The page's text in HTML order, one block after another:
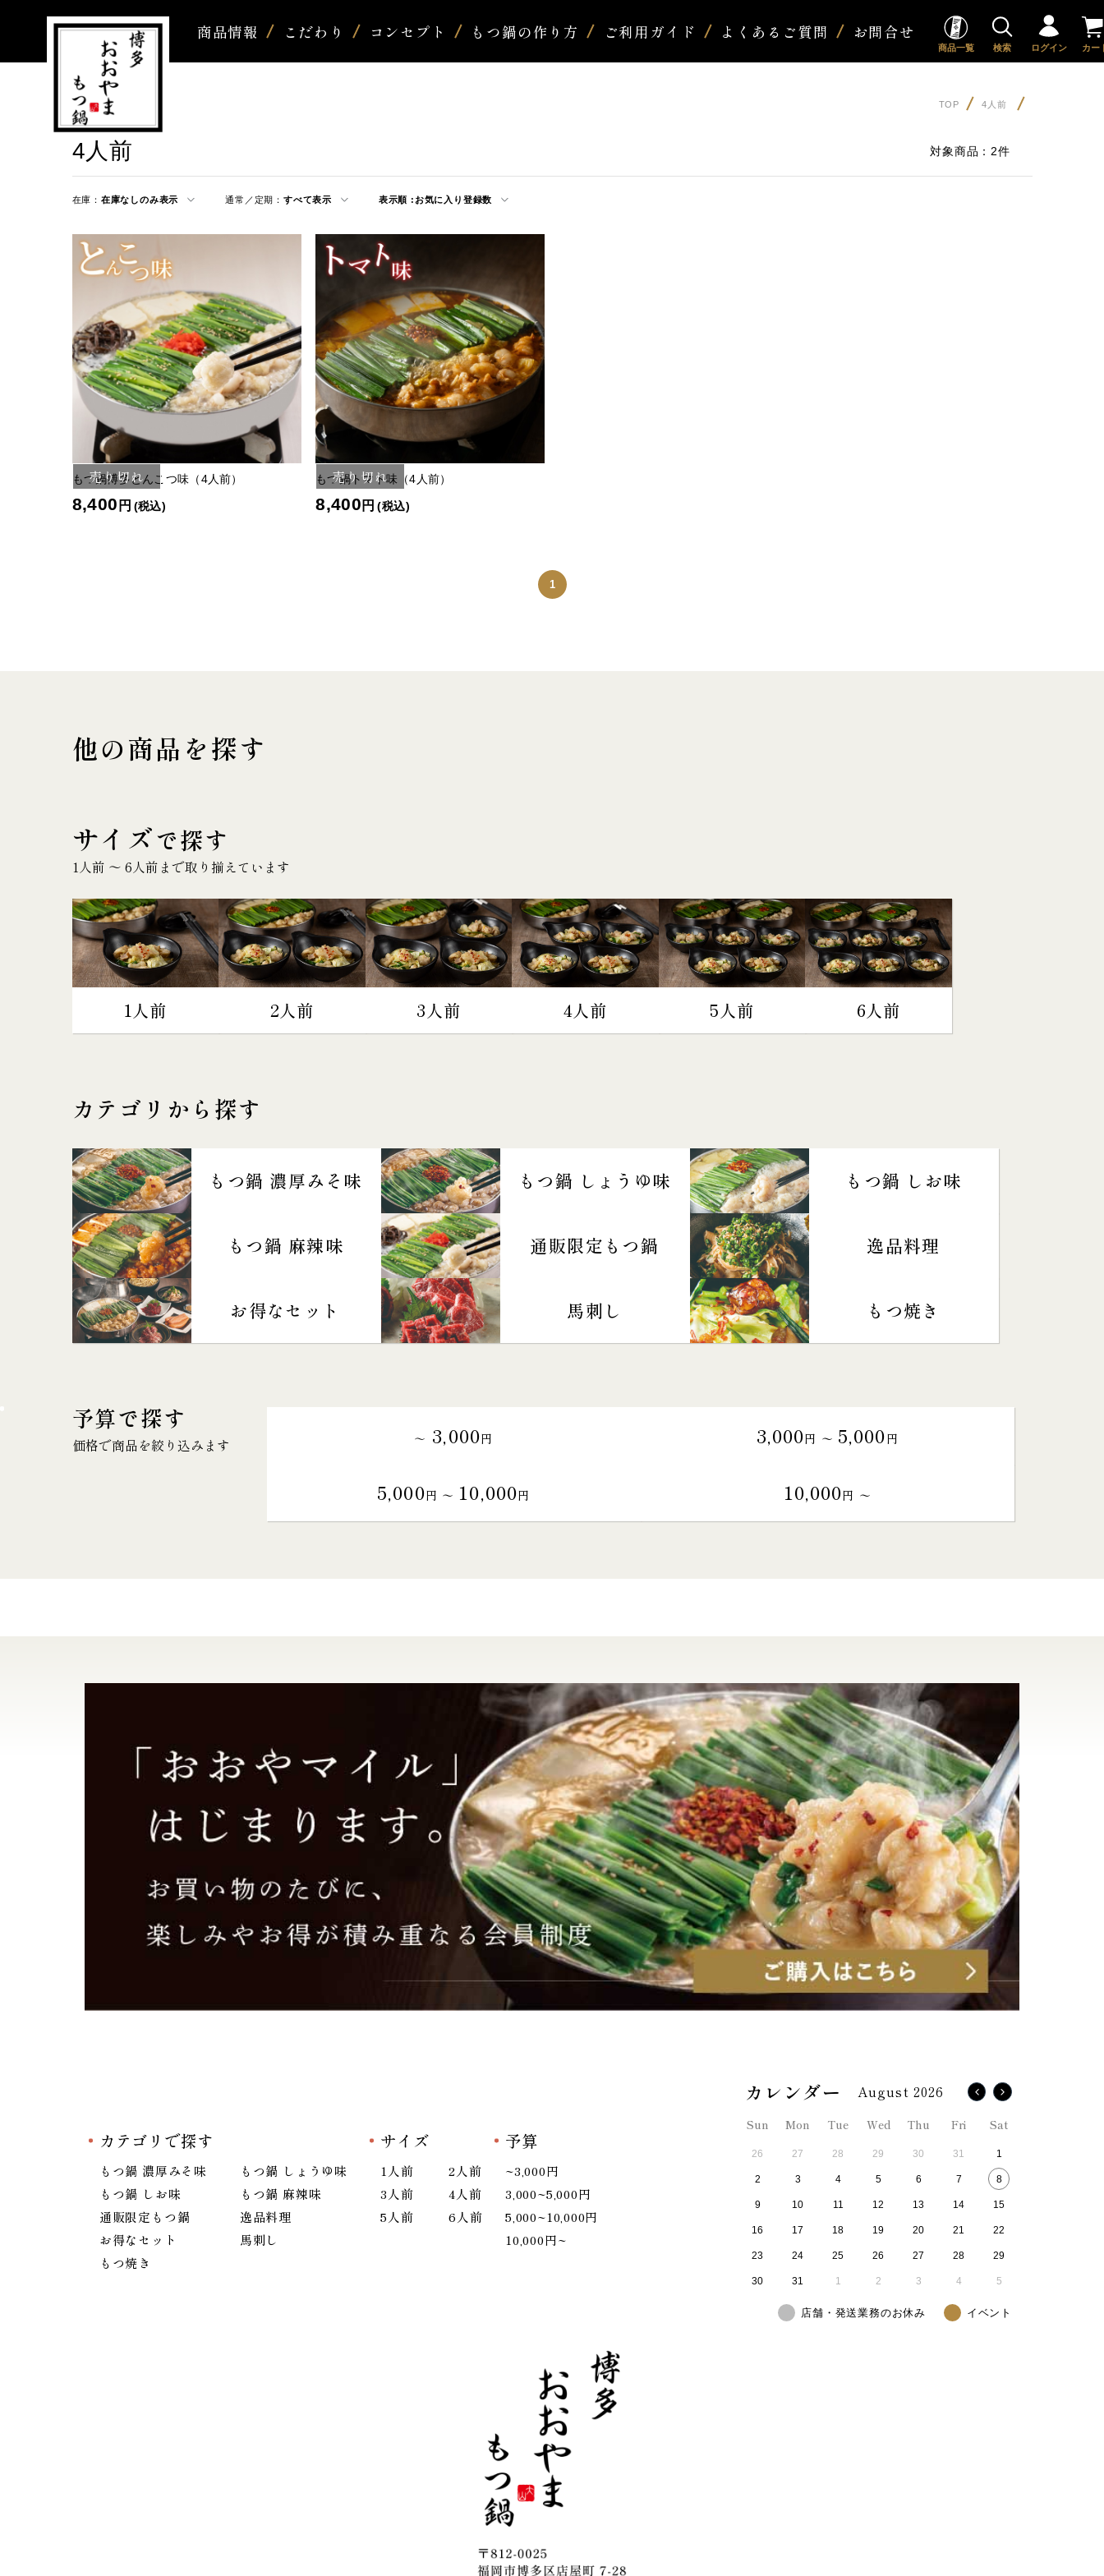
商品情報 こだわり コンセプト もつ鍋の作り方 ご利用ガイド よくあるご質問 お問合せ
商品一覧 検索 ログイン カー
TOP 4人前
4人前 対象商品： 2件
在庫： 在庫なしのみ表示 通常／定期： すべて表示 表示順 : お気に入り登録数
売り切れ
もつ鍋博多とんこつ味（4人前）
8,400 円 (税込)
売り切れ
もつ鍋トマト味（4人前）
8,400 円 (税込)
1
他の商品を探す
サイズで探す
1人前 〜 6人前まで取り揃えています
1人前 2人前 3人前 4人前 5人前 6人前
カテゴリから探す
もつ鍋 濃厚みそ味 もつ鍋 しょうゆ味 もつ鍋 しお味
もつ鍋 麻辣味 通販限定もつ鍋 逸品料理
お得なセット 馬刺し もつ焼き
予算で探す
価格で商品を絞り込みます ～ 3,000円 3,000円 〜 5,000円
5,000円 〜 10,000円 10,000円 〜
カテゴリで探す
もつ鍋 濃厚みそ味
もつ鍋 しょうゆ味
もつ鍋 しお味
もつ鍋 麻辣味
通販限定もつ鍋
逸品料理
お得なセット
馬刺し
もつ焼き
サイズ
1人前
2人前
3人前
4人前
5人前
6人前
予算
~3,000円
3,000~5,000円
5,000~10,000円
10,000円~
August 2026
Sun Mon Tue Wed Thu Fri Sat
26 27 28 29 30 31 1
2 3 4 5 6 7 8
9 10 11 12 13 14 15
16 17 18 19 20 21 22
23 24 25 26 27 28 29
30 31 1 2 3 4 5
店舗・発送業務のお休み イベント